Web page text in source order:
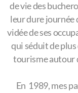
de vie des
leur dure journée
vidée de ses
qui séduit de
tourisme autour
En 1989, mes